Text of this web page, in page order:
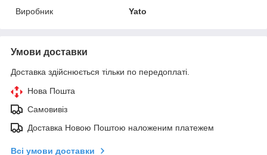
Виробник
Yato
Умови доставки
Доставка здійснюється тільки по передоплаті.
Нова Пошта
Самовивіз
Доставка Новою Поштою наложеним платежем
Всі умови доставки